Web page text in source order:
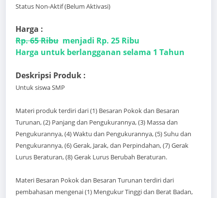
Status Non-Aktif (Belum Aktivasi)
Harga :
Rp. 65 Ribumenjadi Rp. 25 Ribu
Harga untuk berlangganan selama 1 Tahun
Deskripsi Produk :
Untuk siswa SMP
Materi produk terdiri dari (1) Besaran Pokok dan Besaran
Turunan, (2) Panjang dan Pengukurannya, (3) Massa dan
Pengukurannya, (4) Waktu dan Pengukurannya, (5) Suhu dan
Pengukurannya, (6) Gerak, Jarak, dan Perpindahan, (7) Gerak
Lurus Beraturan, (8) Gerak Lurus Berubah Beraturan.
Materi Besaran Pokok dan Besaran Turunan terdiri dari
pembahasan mengenai (1) Mengukur Tinggi dan Berat Badan,